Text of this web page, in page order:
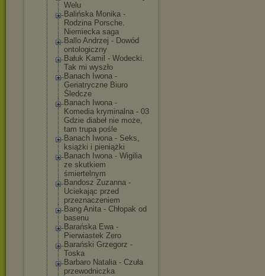
Welu
Balińska Monika -
Rodzina Porsche.
Niemiecka saga
Ballo Andrzej - Dowód
ontologiczny
Bałuk Kamil - Wodecki.
Tak mi wyszło
Banach Iwona -
Geriatryczne Biuro
Śledcze
Banach Iwona -
Komedia kryminalna - 03
Gdzie diabeł nie może,
tam trupa pośle
Banach Iwona - Seks,
książki i pieniążki
Banach Iwona - Wigilia
ze skutkiem
śmiertelnym
Bandosz Zuzanna -
Uciekając przed
przeznaczeniem
Bang Anita - Chłopak od
basenu
Barańska Ewa -
Pierwiastek Zero
Barański Grzegorz -
Toska
Barbaro Natalia - Czuła
przewodniczka